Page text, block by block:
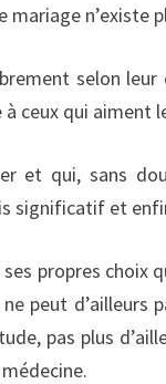
n’existe
selon
à ceux qui aiment
et qui, sans
significatif et
propres choix
peut d’ailleurs
pas plus